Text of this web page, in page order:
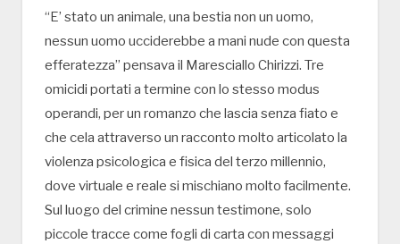
“E’ stato un animale, una bestia non un uomo,
nessun uomo ucciderebbe a mani nude con questa
efferatezza” pensava il Maresciallo Chirizzi. Tre
omicidi portati a termine con lo stesso modus
operandi, per un romanzo che lascia senza fiato e
che cela attraverso un racconto molto articolato la
violenza psicologica e fisica del terzo millennio,
dove virtuale e reale si mischiano molto facilmente.
Sul luogo del crimine nessun testimone, solo
piccole tracce come fogli di carta con messaggi